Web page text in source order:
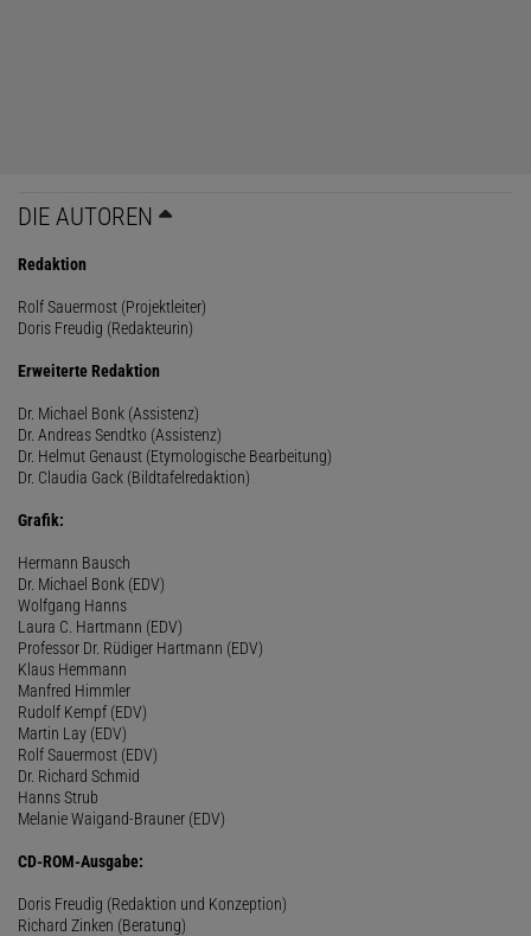
DIE AUTOREN
Redaktion
Rolf Sauermost (Projektleiter)
Doris Freudig (Redakteurin)
Erweiterte Redaktion
Dr. Michael Bonk (Assistenz)
Dr. Andreas Sendtko (Assistenz)
Dr. Helmut Genaust (Etymologische Bearbeitung)
Dr. Claudia Gack (Bildtafelredaktion)
Grafik:
Hermann Bausch
Dr. Michael Bonk (EDV)
Wolfgang Hanns
Laura C. Hartmann (EDV)
Professor Dr. Rüdiger Hartmann (EDV)
Klaus Hemmann
Manfred Himmler
Rudolf Kempf (EDV)
Martin Lay (EDV)
Rolf Sauermost (EDV)
Dr. Richard Schmid
Hanns Strub
Melanie Waigand-Brauner (EDV)
CD-ROM-Ausgabe:
Doris Freudig (Redaktion und Konzeption)
Richard Zinken (Beratung)